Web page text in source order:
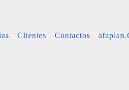
Clientes Contactos